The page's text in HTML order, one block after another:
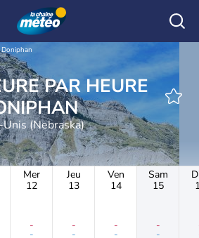
Doniphan
PAR HEURE
(Nebraska)
Mer
12
-
-
Jeu
13
-
-
Ven
14
-
-
Sam
15
-
-